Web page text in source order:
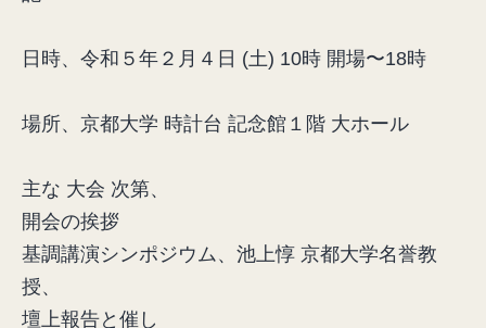
日時、令和５年２月４日 (土) 10時 開場〜18時
場所、京都大学 時計台 記念館１階 大ホール
主な 大会 次第、
開会の挨拶
基調講演シンポジウム、池上惇 京都大学名誉教
授、
壇上報告と催し